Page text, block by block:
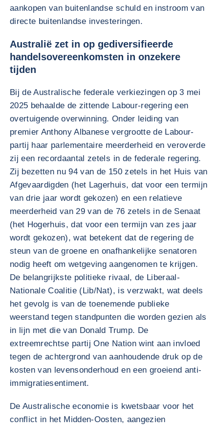
aankopen van buitenlandse schuld en instroom van
directe buitenlandse investeringen.
Australië zet in op gediversifieerde
handelsovereenkomsten in onzekere
tijden
Bij de Australische federale verkiezingen op 3 mei
2025 behaalde de zittende Labour-regering een
overtuigende overwinning. Onder leiding van
premier Anthony Albanese vergrootte de Labour-
partij haar parlementaire meerderheid en veroverde
zij een recordaantal zetels in de federale regering.
Zij bezetten nu 94 van de 150 zetels in het Huis van
Afgevaardigden (het Lagerhuis, dat voor een termijn
van drie jaar wordt gekozen) en een relatieve
meerderheid van 29 van de 76 zetels in de Senaat
(het Hogerhuis, dat voor een termijn van zes jaar
wordt gekozen), wat betekent dat de regering de
steun van de groene en onafhankelijke senatoren
nodig heeft om wetgeving aangenomen te krijgen.
De belangrijkste politieke rivaal, de Liberaal-
Nationale Coalitie (Lib/Nat), is verzwakt, wat deels
het gevolg is van de toenemende publieke
weerstand tegen standpunten die worden gezien als
in lijn met die van Donald Trump. De
extreemrechtse partij One Nation wint aan invloed
tegen de achtergrond van aanhoudende druk op de
kosten van levensonderhoud en een groeiend anti-
immigratiesentiment.
De Australische economie is kwetsbaar voor het
conflict in het Midden-Oosten, aangezien